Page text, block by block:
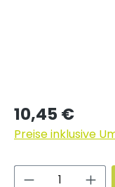
Regulärer Preis:
10,45 €
Preise inklusive
Produkt